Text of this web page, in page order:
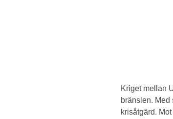
Kriget mellan
bränslen.
krisåtgärd.